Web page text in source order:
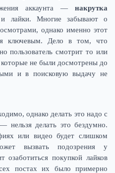
аккаунта — накрутка
лайки. Многие забывают о
однако именно этот
ключевым. Дело в том, что
пользователь смотрит то или
не были досмотрены до
и в поисковую выдачу не
однако делать это надо с
нельзя делать это бездумно.
или видео будет слишком
вызвать подозрения у
озаботиться покупкой лайков
постах их было примерно